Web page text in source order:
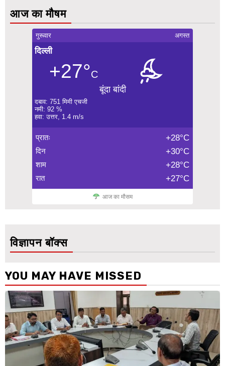
आज का मौषम
गुरूवार अगस्त
दिल्ली
+27°C
बूंदा बांदी
दबाव: 751 मिमी एचजी
नमी: 92 %
हवा: उत्तर, 1.4 m/s
प्रातः +28°C
दिन +30°C
शाम +28°C
रात +27°C
आज का मौसम
विज्ञापन बॉक्स
YOU MAY HAVE MISSED